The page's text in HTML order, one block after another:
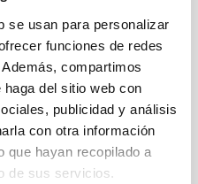
se usan para personalizar
funciones de redes
compartimos
del sitio web con
publicidad y análisis
con otra información
que hayan recopilado a
de sus servicios.